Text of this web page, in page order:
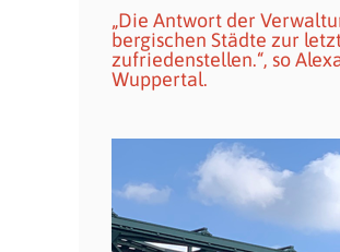
„Die Antwort der
bergischen Städte zur
zufriedenstellen.“, so
Wuppertal.